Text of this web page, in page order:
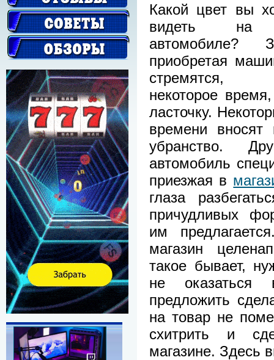
Какой цвет вы
видеть на
автомобиле?
приобретая
стремятся,
некоторое
ласточку.
времени вносят
убранство.
автомобиль
приезжая в
глаза
причудливых
им
магазин
такое бывает,
не
предложить
на товар не
схитрить и
магазине. Здесь